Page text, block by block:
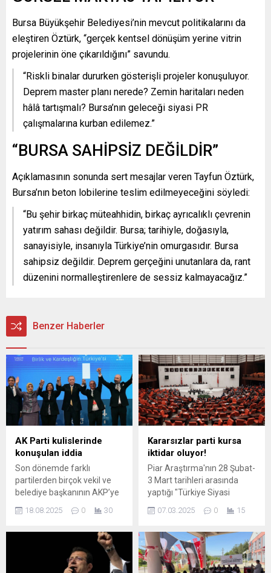
Bursa Büyükşehir Belediyesi’nin mevcut politikalarını da
eleştiren Öztürk, “gerçek kentsel dönüşüm yerine vitrin
projelerinin öne çıkarıldığını” savundu.
“Riskli binalar dururken gösterişli projeler konuşuluyor.
Deprem master planı nerede? Zemin haritaları neden
hâlâ tartışmalı? Bursa’nın geleceği siyasi PR
çalışmalarına kurban edilemez.”
“BURSA SAHİPSİZ DEĞİLDİR”
Açıklamasının sonunda sert mesajlar veren Tayfun Öztürk,
Bursa’nın beton lobilerine teslim edilmeyeceğini söyledi:
“Bu şehir birkaç müteahhidin, birkaç ayrıcalıklı çevrenin
yatırım sahası değildir. Bursa; tarihiyle, doğasıyla,
sanayisiyle, insanıyla Türkiye’nin omurgasıdır. Bursa
sahipsiz değildir. Deprem gerçeğini unutanlara da, rant
düzenini normalleştirenlere de sessiz kalmayacağız.”
Benzer Haberler
AK Parti kulislerinde
konuşulan iddia
Son dönemde farklı
partilerden birçok vekil ve
belediye başkanının AKP’ye
katılacağı iddia edilirken,
parti yönetiminin transfer
yaptığı öne sürüldü. Özlem
Çerçioğlu’nun katılımı
sonrası gözler yeni isimlere
18.08.2025 0 30
Kararsızlar parti kursa
iktidar oluyor!
Piar Araştırma'nın 28 Şubat-
3 Mart tarihleri arasında
yaptığı "Türkiye Siyasi
Gündem Araştırması"nın
sonuçları kamuoyu ile
kararsızların AKP ve CHP'yi
geride bıraktığı görüldü.
07.03.2025 0 15